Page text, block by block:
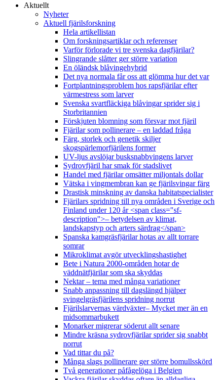
Aktuellt
Nyheter
Aktuell fjärilsforskning
Hela artikellistan
Om forskningsartiklar och referenser
Varför förlorade vi tre svenska dagfjärilar?
Slingrande slåtter ger större variation
En öländsk blåvingehybrid
Det nya normala får oss att glömma hur det var
Fortplantningsproblem hos rapsfjärilar efter
värmestress som larver
Svenska svartfläckiga blåvingar sprider sig i
Storbritannien
Förskjuten blomning som försvar mot fjäril
Fjärilar som pollinerare – en laddad fråga
Färg, storlek och genetik skiljer
skogspärlemorfjärilens former
UV-ljus avslöjar busksnabbvingens larver
Sydrovfjäril har smak för stadslivet
Handel med fjärilar omsätter miljontals dollar
Vätska i vingmembran kan ge fjärilsvingar färg
Drastisk minskning av danska habitatspecialister
Fjärilars spridning till nya områden i Sverige och
Finland under 120 år <span class="sf-
description">– betydelsen av klimat,
landskapstyp och arters särdrag</span>
Spanska kamgräsfjärilar hotas av allt torrare
somrar
Mikroklimat avgör utvecklingshastighet
Bete i Natura 2000-områden hotar de
väddnätfjärilar som ska skyddas
Nektar – tema med många variationer
Snabb anpassning till dagslängd hjälper
svingelgräsfjärilens spridning norrut
Fjärilslarvernas värdväxter– Mycket mer än en
midsommarbukett
Monarker migrerar söderut allt senare
Mindre kräsna sydrovfjärilar sprider sig snabbt
norrut
Vad tittar du på?
Många slags pollinerare ger större bomullsskörd
Två generationer påfågelöga i Belgien